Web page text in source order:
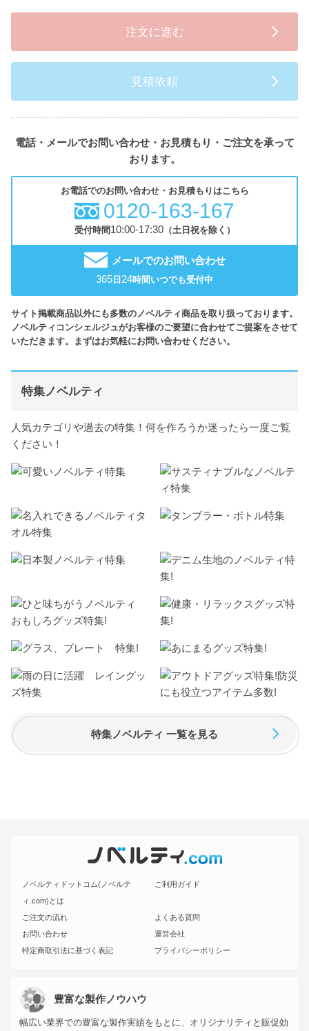
注文に進む
見積依頼
電話・メールでお問い合わせ・お見積もり・ご注文を承って
おります。
お電話でのお問い合わせ・お見積もりはこちら
0120-163-167
受付時間10:00-17:30（土日祝を除く）
メールでのお問い合わせ
365 日 24時間いつでも受付中
サイト掲載商品以外にも多数のノベルティ商品を取り扱っております。
ノベルティコンシェルジュがお客様のご要望に合わせてご提案をさせて
いただきます。まずはお気軽にお問い合わせください。
特集ノベルティ
人気カテゴリや過去の特集！何を作ろうか迷ったら一度ご覧
ください！
特集ノベルティ 一覧を見る
ノベルティドットコム(ノベルテ
ィ.com)とは
ご利用ガイド
ご注文の流れ
よくある質問
お問い合わせ
運営会社
特定商取引法に基づく表記
プライバシーポリシー
豊富な製作ノウハウ
幅広い業界での豊富な製作実績をもとに、オリジナリティと販促効